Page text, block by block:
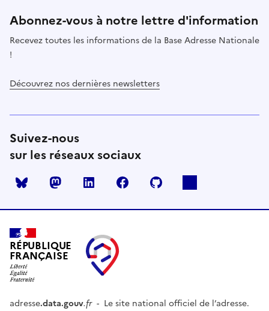
Abonnez-vous à notre lettre d'information
Recevez toutes les informations de la Base Adresse Nationale
!
Découvrez nos dernières newsletters
Suivez-nous
sur les réseaux sociaux
MastodonLinkedIn Facebook
RÉPUBLIQUE
FRANÇAISE
adresse.data.gouv.fr- Le site national officiel de l’adresse.